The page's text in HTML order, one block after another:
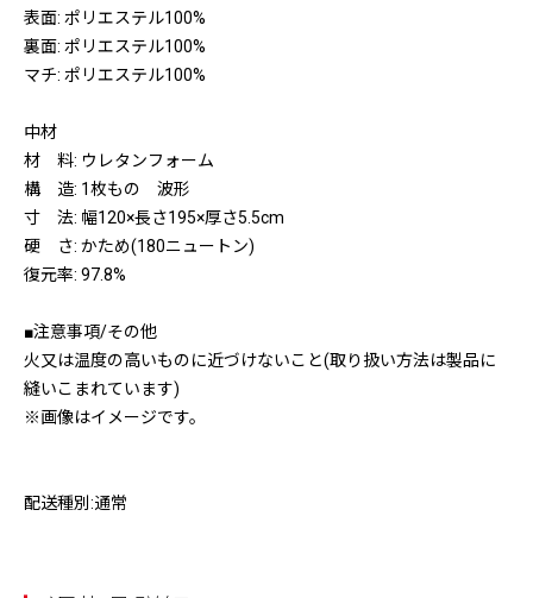
表面: ポリエステル100%
裏面: ポリエステル100%
マチ: ポリエステル100%
中材
材 料: ウレタンフォーム
構 造: 1枚もの 波形
寸 法: 幅120×長さ195×厚さ5.5cm
硬 さ: かため(180ニュートン)
復元率: 97.8%
■注意事項/その他
火又は温度の高いものに近づけないこと(取り扱い方法は製品に
縫いこまれています)
※画像はイメージです。
配送種別:通常